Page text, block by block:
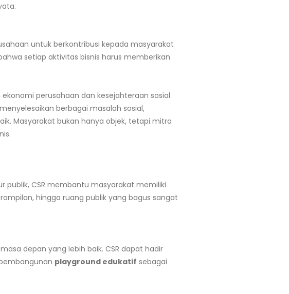
untuk berkontribusi kepada masyarakat
setiap aktivitas bisnis harus memberikan
perusahaan dan kesejahteraan sosial
berbagai masalah sosial,
Masyarakat bukan hanya objek, tetapi mitra
publik, CSR membantu masyarakat memiliki
hingga ruang publik yang bagus sangat
depan yang lebih baik. CSR dapat hadir
playground edukatif sebagai